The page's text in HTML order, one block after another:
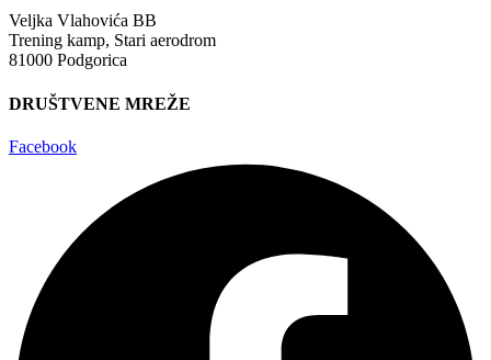
Veljka Vlahovića BB
Trening kamp, Stari aerodrom
81000 Podgorica
DRUŠTVENE MREŽE
Facebook